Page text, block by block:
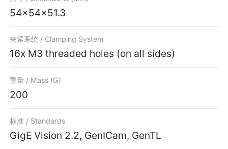
54×54×51.3
夹紧系统 / Clamping System
16x M3 threaded holes (on all sides)
重量 / Mass (G)
200
标准 / Standards
GigE Vision 2.2, GenICam, GenTL